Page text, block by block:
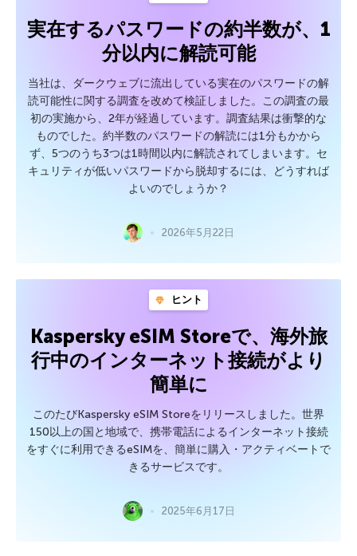
実在するパスワードの約半数が、1
分以内に解読可能
当社は、ダークウェブに流出している実在のパスワードの解
読可能性に関する調査を改めて検証しました。この調査の最
初の実施から、2年が経過しています。調査結果は衝撃的な
ものでした。約半数のパスワードの解読には1分もかから
ず、5つのうち3つは1時間以内に解読されてしまいます。セ
キュリティが低いパスワードから脱却するには、どうすれば
よいのでしょうか？
2026年5月22日
ヒント
Kaspersky eSIM Storeで、海外旅
行中のインターネット接続がより
簡単に
このたびKaspersky eSIM Storeをリリースしました。世界
150以上の国と地域で、携帯電話によるインターネット接続
をすぐに利用できるeSIMを、簡単に購入・アクティベートで
きるサービスです。
2025年6月17日